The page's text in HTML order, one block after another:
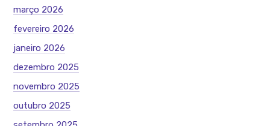
março 2026
fevereiro 2026
janeiro 2026
dezembro 2025
novembro 2025
outubro 2025